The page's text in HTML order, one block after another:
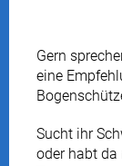
Gern
eine
Sucht ihr
oder habt da